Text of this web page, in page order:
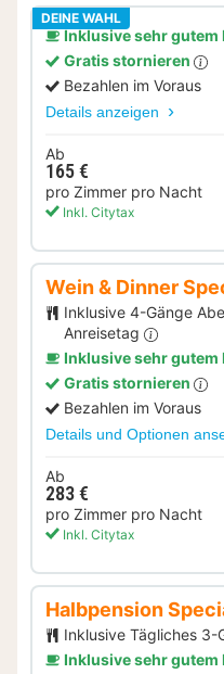
DEINE WAHL
Inklusive sehr gutem
Gratis stornieren
Bezahlen im Voraus
Details anzeigen
Ab
165 €
pro Zimmer pro Nacht
Inkl. Citytax
Wein & Dinner
Inklusive 4-Gänge
Anreisetag
Inklusive sehr gutem
Gratis stornieren
Bezahlen im Voraus
Details und Optionen
Ab
283 €
pro Zimmer pro Nacht
Inkl. Citytax
Halbpension
Inklusive Tägliches 3-
Inklusive sehr gutem